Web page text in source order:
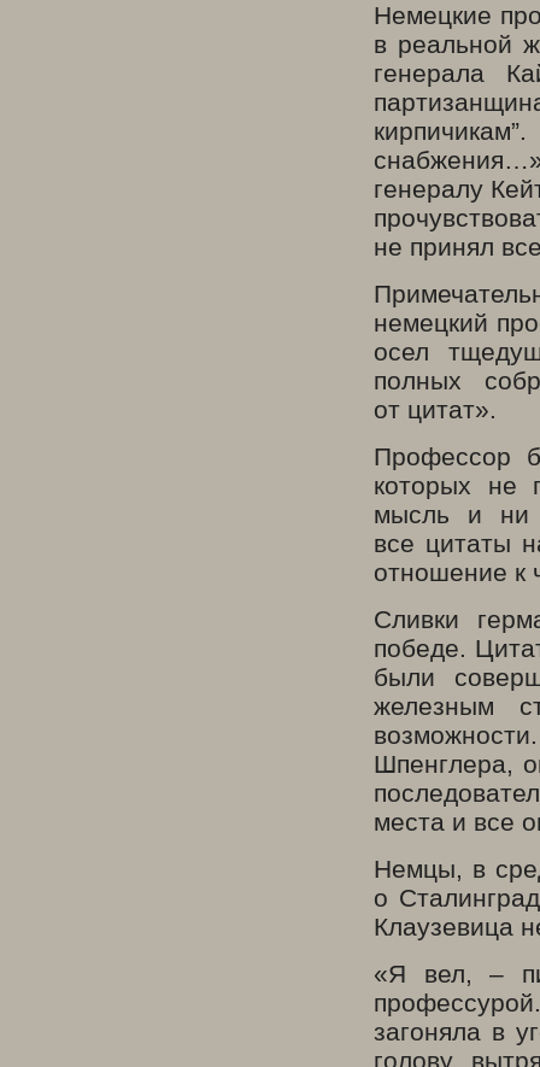
Немецкие
в реальной
генерала
генералу
не принял
немецкий
осел
полных
от цитат».
Профессор
которых не
мысль и ни
все цитаты
отношение к
Сливки
победе.
были
железным
Шпенглера,
места и все
Немцы, в
о
Клаузевица
«Я вел, –
загоняла в
голову